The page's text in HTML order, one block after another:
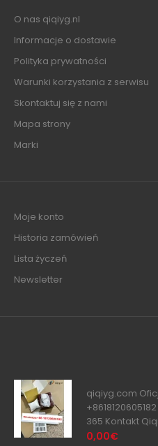
O nas qiqiyg.nl
Informacje o dostawie
Polityka prywatności
Warunki korzystania z serwisu
Skontaktuj się z nami
Mapa strony
Marki
Moje konto
Historia zamówień
Lista życzeń
Newsletter
qiqiyg.com
365 Kontakt
0,00€